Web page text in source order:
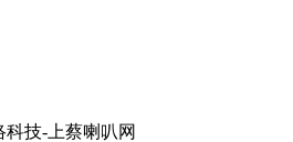
科技-上蔡喇叭网